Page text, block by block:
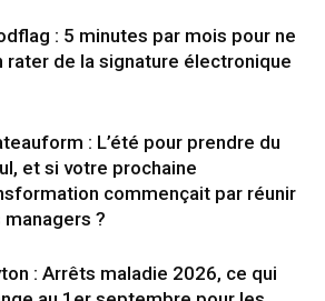
: 5 minutes par mois pour ne
rater de la signature électronique
: L’été pour prendre du
et si votre prochaine
commençait par réunir
managers ?
: Arrêts maladie 2026, ce qui